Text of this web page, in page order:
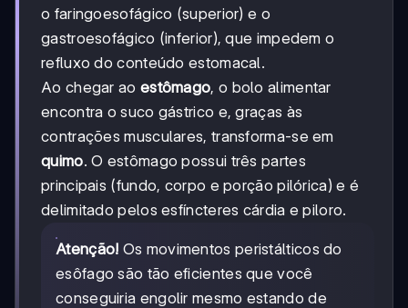
o faringoesofágico (superior) e o
gastroesofágico (inferior), que impedem o
refluxo do conteúdo estomacal.
Ao chegar ao estômago, o bolo alimentar
encontra o suco gástrico e, graças às
contrações musculares, transforma-se em
quimo. O estômago possui três partes
principais (fundo, corpo e porção pilórica) e é
delimitado pelos esfíncteres cárdia e piloro.
Atenção! Os movimentos peristálticos do
esôfago são tão eficientes que você
conseguiria engolir mesmo estando de